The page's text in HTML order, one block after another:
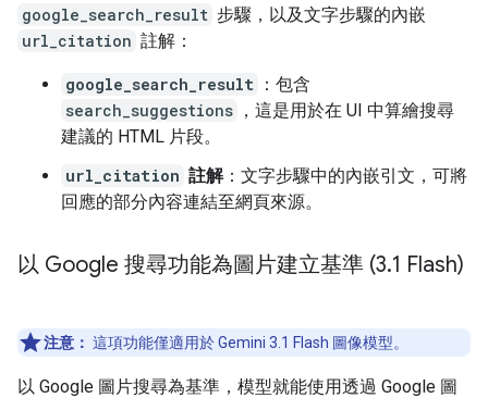
google_search_result 步驟，以及文字步驟的內嵌
url_citation 註解：
google_search_result ：包含
search_suggestions ，這是用於在 UI 中算繪搜尋
建議的 HTML 片段。
url_citation 註解：文字步驟中的內嵌引文，可將
回應的部分內容連結至網頁來源。
以 Google 搜尋功能為圖片建立基準 (3.1 Flash)
注意： 這項功能僅適用於 Gemini 3.1 Flash 圖像模型。
以 Google 圖片搜尋為基準，模型就能使用透過 Google 圖